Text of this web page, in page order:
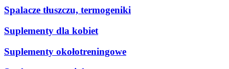
Spalacze tłuszczu, termogeniki
Suplementy dla kobiet
Suplementy okołotreningowe